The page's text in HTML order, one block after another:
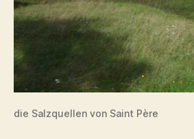
die Salzquellen von Saint Père